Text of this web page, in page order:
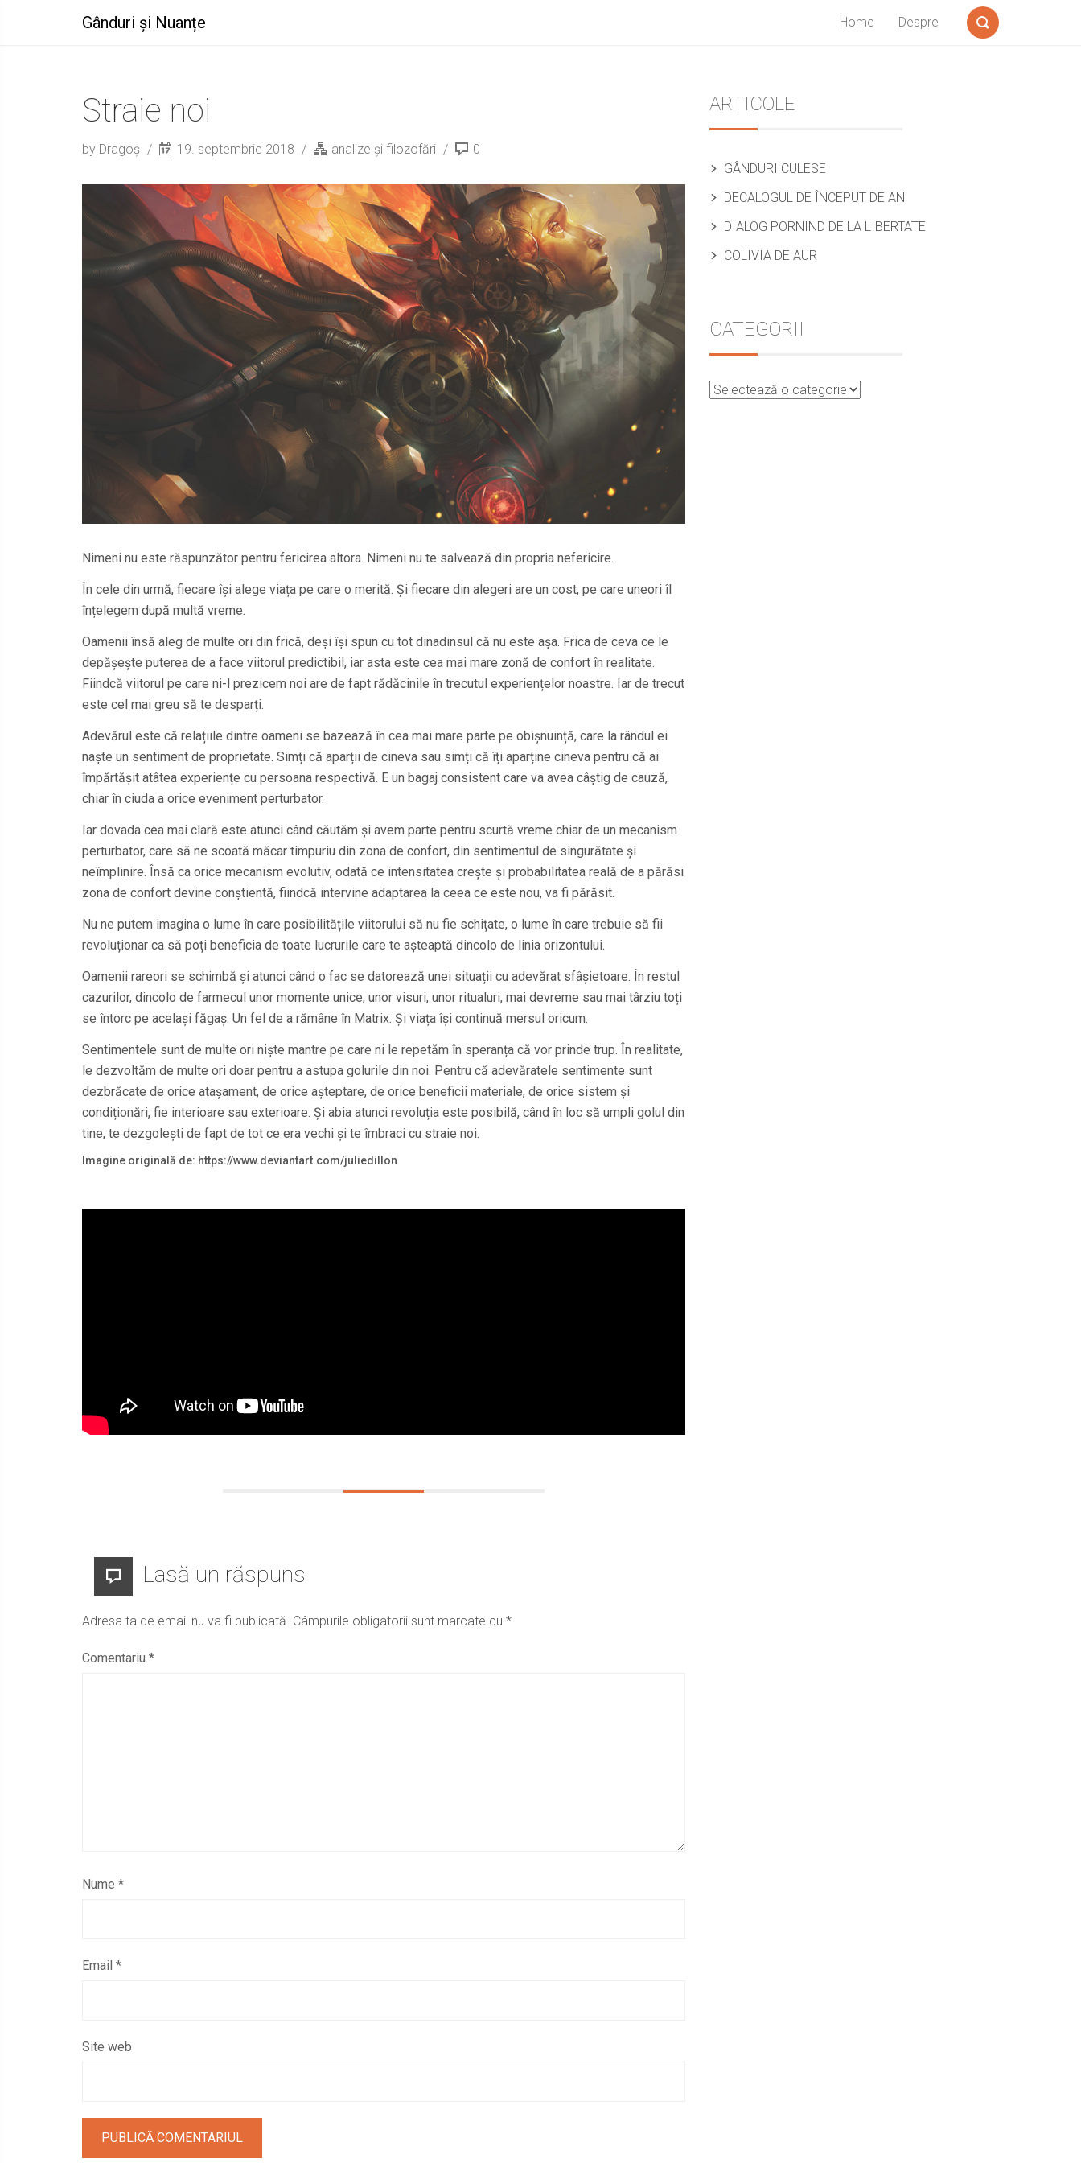
Gânduri și Nuanțe Home Despre
Straie noi
by Dragoș 19. septembrie 2018 analize și filozofări 0
Nimeni nu este răspunzător pentru fericirea altora. Nimeni nu te salvează din propria nefericire.
În cele din urmă, fiecare își alege viața pe care o merită. Și fiecare din alegeri are un cost, pe care uneori îl
înțelegem după multă vreme.
Oamenii însă aleg de multe ori din frică, deși își spun cu tot dinadinsul că nu este așa. Frica de ceva ce le
depășește puterea de a face viitorul predictibil, iar asta este cea mai mare zonă de confort în realitate.
Fiindcă viitorul pe care ni-l prezicem noi are de fapt rădăcinile în trecutul experiențelor noastre. Iar de trecut
este cel mai greu să te desparți.
Adevărul este că relațiile dintre oameni se bazează în cea mai mare parte pe obișnuință, care la rândul ei
naște un sentiment de proprietate. Simți că aparții de cineva sau simți că îți aparține cineva pentru că ai
împărtășit atâtea experiențe cu persoana respectivă. E un bagaj consistent care va avea câștig de cauză,
chiar în ciuda a orice eveniment perturbator.
Iar dovada cea mai clară este atunci când căutăm și avem parte pentru scurtă vreme chiar de un mecanism
perturbator, care să ne scoată măcar timpuriu din zona de confort, din sentimentul de singurătate și
neîmplinire. Însă ca orice mecanism evolutiv, odată ce intensitatea crește și probabilitatea reală de a părăsi
zona de confort devine conștientă, fiindcă intervine adaptarea la ceea ce este nou, va fi părăsit.
Nu ne putem imagina o lume în care posibilitățile viitorului să nu fie schițate, o lume în care trebuie să fii
revoluționar ca să poți beneficia de toate lucrurile care te așteaptă dincolo de linia orizontului.
Oamenii rareori se schimbă și atunci când o fac se datorează unei situații cu adevărat sfâșietoare. În restul
cazurilor, dincolo de farmecul unor momente unice, unor visuri, unor ritualuri, mai devreme sau mai târziu toți
se întorc pe același făgaș. Un fel de a rămâne în Matrix. Și viața își continuă mersul oricum.
Sentimentele sunt de multe ori niște mantre pe care ni le repetăm în speranța că vor prinde trup. În realitate,
le dezvoltăm de multe ori doar pentru a astupa golurile din noi. Pentru că adevăratele sentimente sunt
dezbrăcate de orice atașament, de orice așteptare, de orice beneficii materiale, de orice sistem și
condiționări, fie interioare sau exterioare. Și abia atunci revoluția este posibilă, când în loc să umpli golul din
tine, te dezgolești de fapt de tot ce era vechi și te îmbraci cu straie noi.
Imagine originală de: https://www.deviantart.com/juliedillon
Lasă un răspuns
Adresa ta de email nu va fi publicată. Câmpurile obligatorii sunt marcate cu *
Comentariu *
Nume *
Email *
Site web
Sidebar
ARTICOLE
GÂNDURI CULESE
DECALOGUL DE ÎNCEPUT DE AN
DIALOG PORNIND DE LA LIBERTATE
COLIVIA DE AUR
CATEGORII